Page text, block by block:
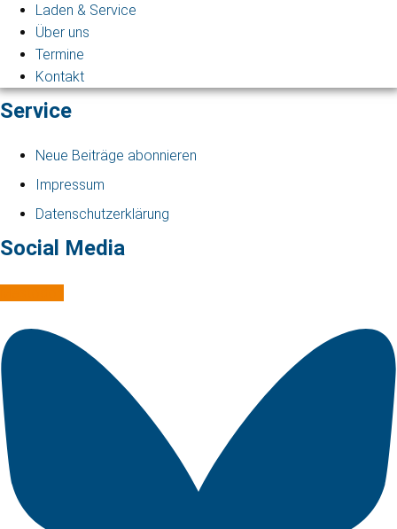
Laden & Service
Über uns
Termine
Kontakt
Service
Neue Beiträge abonnieren
Impressum
Datenschutzerklärung
Social Media